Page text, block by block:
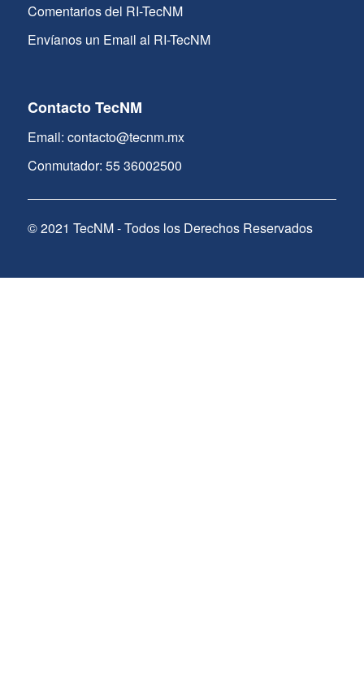
Comentarios del RI-TecNM
Envíanos un Email al RI-TecNM
Contacto TecNM
Email: contacto@tecnm.mx
Conmutador: 55 36002500
© 2021 TecNM - Todos los Derechos Reservados